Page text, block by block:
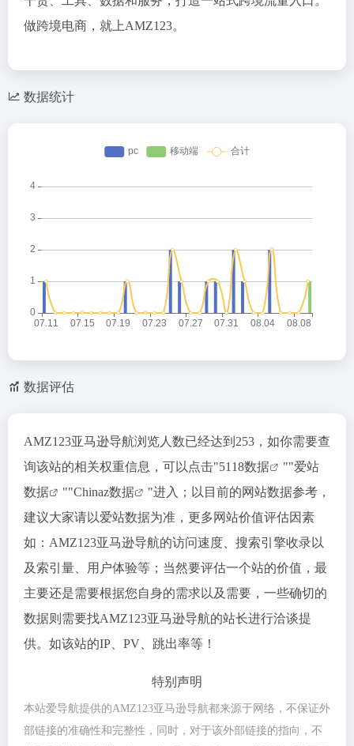
做跨境电商，就上AMZ123。
数据统计
数据评估
AMZ123亚马逊导航浏览人数已经达到253，如你需要查
询该站的相关权重信息，可以点击"5118数据 ""爱站
数据
""Chinaz数据
"进入；以目前的网站数据参考，
建议大家请以爱站数据为准，更多网站价值评估因素
如：AMZ123亚马逊导航的访问速度、搜索引擎收录以
及索引量、用户体验等；当然要评估一个站的价值，最
主要还是需要根据您自身的需求以及需要，一些确切的
数据则需要找AMZ123亚马逊导航的站长进行洽谈提
供。如该站的IP、PV、跳出率等！
特别声明
本站爱导航提供的AMZ123亚马逊导航都来源于网络，不保证外
部链接的准确性和完整性，同时，对于该外部链接的指向，不